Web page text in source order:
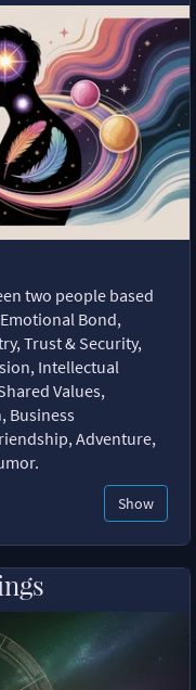
two people based
Bond,
Trust & Security,
Intellectual
Values,
Business
Adventure,
Show